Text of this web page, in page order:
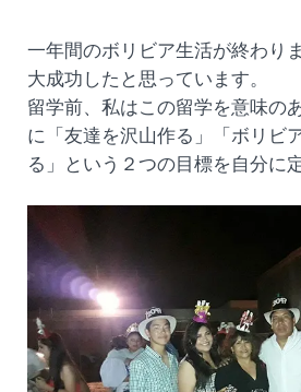
一年間のボリビア生活が終わり
大成功したと思っています。
留学前、私はこの留学を意味の
に「友達を沢山作る」「ボリビ
る」という２つの目標を自分に